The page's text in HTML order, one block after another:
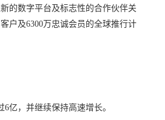
的数字平台及标志性的合作伙伴关
户及6300万忠诚会员的全球推行计
亿，并继续保持高速增长。